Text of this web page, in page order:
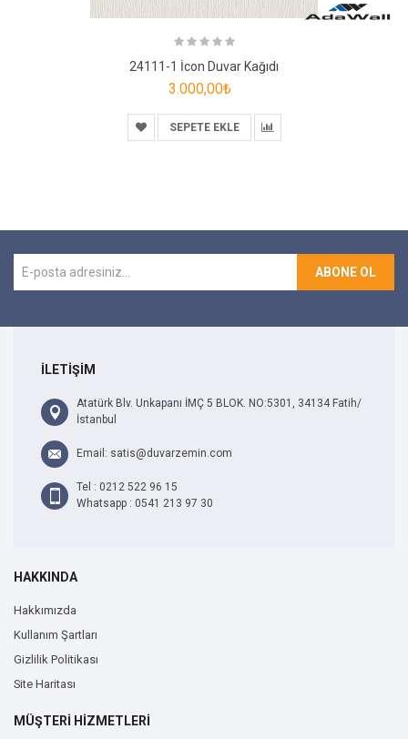
24111-1 İcon Duvar Kağıdı
3.000,00₺
SEPETE EKLE
ABONE OL
İLETİŞİM
Atatürk Blv. Unkapanı İMÇ 5 BLOK. NO:5301, 34134 Fatih/
İstanbul
Email: satis@duvarzemin.com
Tel : 0212 522 96 15
Whatsapp : 0541 213 97 30
HAKKINDA
Hakkımızda
Kullanım Şartları
Gizlilik Politikası
Site Haritası
MÜŞTERİ HİZMETLERİ